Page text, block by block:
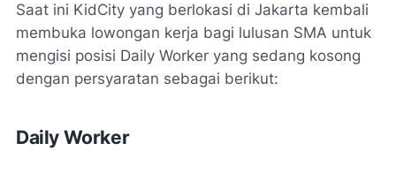
Saat ini KidCity yang berlokasi di Jakarta kembali
membuka lowongan kerja bagi lulusan SMA untuk
mengisi posisi Daily Worker yang sedang kosong
dengan persyaratan sebagai berikut:
Daily Worker